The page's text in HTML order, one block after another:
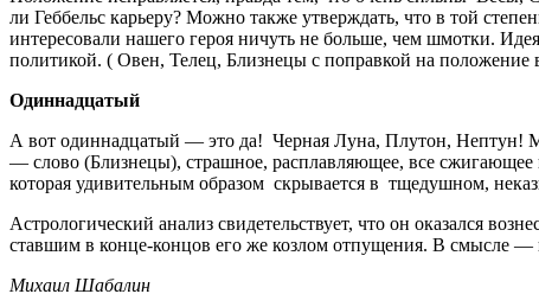
ли Геббельс карьеру? Можно также утверждать, что в той
интересовали нашего героя ничуть не больше, чем шмотки.
политикой. ( Овен, Телец, Близнецы с поправкой на положение
Одиннадцатый
А вот одиннадцатый — это да! Черная Луна, Плутон, Нептун!
— слово (Близнецы), страшное, расплавляющее, все сжигающее
которая удивительным образом скрывается в тщедушном,
Астрологический анализ свидетельствует, что он оказался
ставшим в конце-концов его же козлом отпущения. В смысле —
Михаил Шабалин